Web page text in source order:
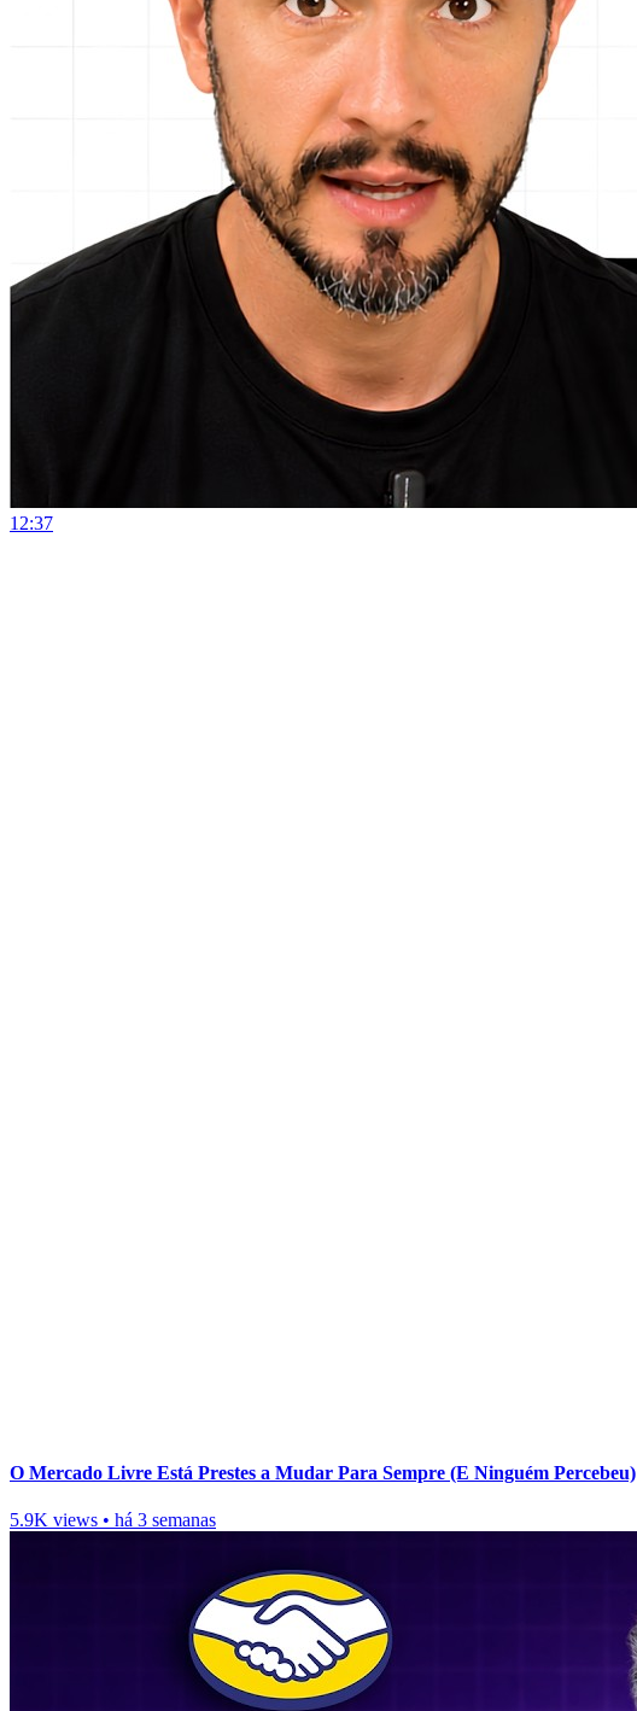
12:37
O Mercado Livre Está Prestes a Mudar Para Sempre (E Ninguém Percebeu)
5.9K views • há 3 semanas